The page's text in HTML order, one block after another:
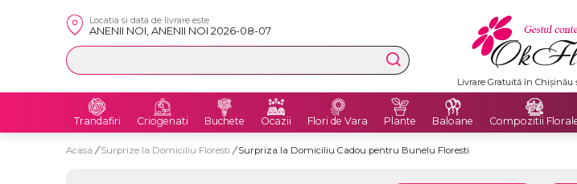
Locatia si data de livrare este
ANENII NOI, ANENII NOI 2026-08-07
Livrare Gratuită în Chișinău
Trandafiri Criogenati Buchete Ocazii Flori de Vara Plante Baloane Compozitii
Acasa / Surprize la Domiciliu Floresti / Surpriza la Domiciliu Cadou pentru Bunelu Floresti